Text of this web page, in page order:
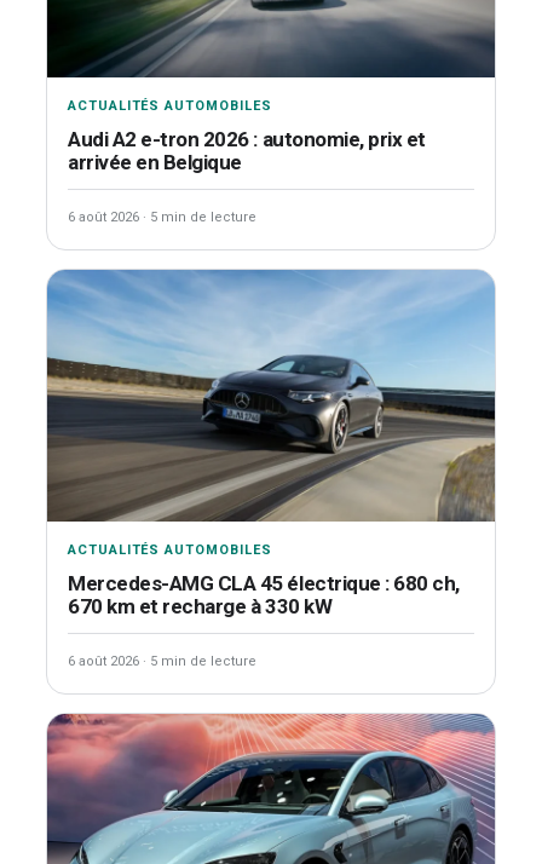
ACTUALITÉS AUTOMOBILES
Audi A2 e-tron 2026 : autonomie, prix et
arrivée en Belgique
6 août 2026 · 5 min de lecture
ACTUALITÉS AUTOMOBILES
Mercedes-AMG CLA 45 électrique : 680 ch,
670 km et recharge à 330 kW
6 août 2026 · 5 min de lecture